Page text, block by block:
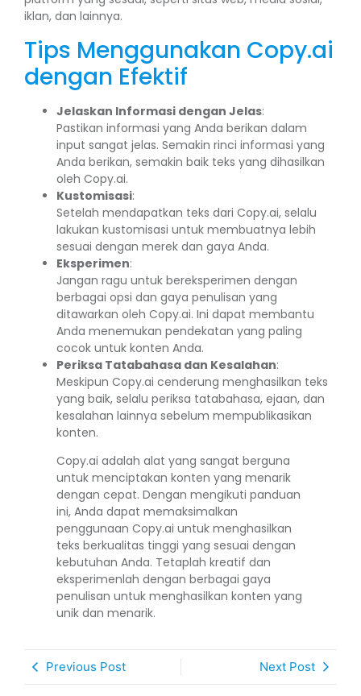
iklan, dan lainnya.
Tips Menggunakan Copy.ai
dengan Efektif
Jelaskan Informasi dengan Jelas:
Pastikan informasi yang Anda berikan dalam
input sangat jelas. Semakin rinci informasi yang
Anda berikan, semakin baik teks yang dihasilkan
oleh Copy.ai.
Kustomisasi:
Setelah mendapatkan teks dari Copy.ai, selalu
lakukan kustomisasi untuk membuatnya lebih
sesuai dengan merek dan gaya Anda.
Eksperimen:
Jangan ragu untuk bereksperimen dengan
berbagai opsi dan gaya penulisan yang
ditawarkan oleh Copy.ai. Ini dapat membantu
Anda menemukan pendekatan yang paling
cocok untuk konten Anda.
Periksa Tatabahasa dan Kesalahan:
Meskipun Copy.ai cenderung menghasilkan teks
yang baik, selalu periksa tatabahasa, ejaan, dan
kesalahan lainnya sebelum mempublikasikan
konten.
Copy.ai adalah alat yang sangat berguna
untuk menciptakan konten yang menarik
dengan cepat. Dengan mengikuti panduan
ini, Anda dapat memaksimalkan
penggunaan Copy.ai untuk menghasilkan
teks berkualitas tinggi yang sesuai dengan
kebutuhan Anda. Tetaplah kreatif dan
eksperimenlah dengan berbagai gaya
penulisan untuk menghasilkan konten yang
unik dan menarik.
Previous Post Next Post